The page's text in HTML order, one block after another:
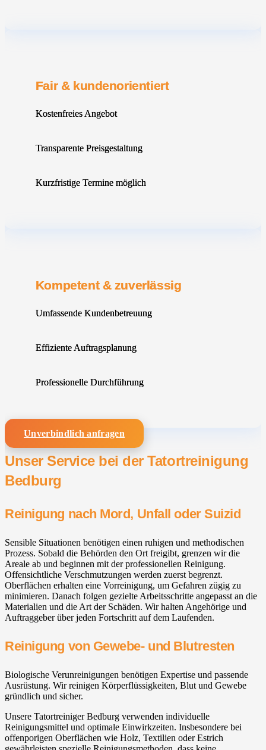
Fair & kundenorientiert
Kostenfreies Angebot
Transparente Preisgestaltung
Kurzfristige Termine möglich
Kompetent & zuverlässig
Umfassende Kundenbetreuung
Effiziente Auftragsplanung
Professionelle Durchführung
Unverbindlich anfragen
Unser Service bei der Tatortreinigung
Bedburg
Reinigung nach Mord, Unfall oder Suizid
Sensible Situationen benötigen einen ruhigen und methodischen
Prozess. Sobald die Behörden den Ort freigibt, grenzen wir die
Areale ab und beginnen mit der professionellen Reinigung.
Offensichtliche Verschmutzungen werden zuerst begrenzt.
Oberflächen erhalten eine Vorreinigung, um Gefahren zügig zu
minimieren. Danach folgen gezielte Arbeitsschritte angepasst an die
Materialien und die Art der Schäden. Wir halten Angehörige und
Auftraggeber über jeden Fortschritt auf dem Laufenden.
Reinigung von Gewebe- und Blutresten
Biologische Verunreinigungen benötigen Expertise und passende
Ausrüstung. Wir reinigen Körperflüssigkeiten, Blut und Gewebe
gründlich und sicher.
Unsere Tatortreiniger Bedburg verwenden individuelle
Reinigungsmittel und optimale Einwirkzeiten. Insbesondere bei
offenporigen Oberflächen wie Holz, Textilien oder Estrich